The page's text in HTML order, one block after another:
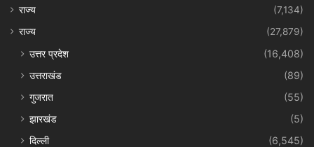
राज्य
(7,134)
राज्य
(27,879)
उत्तर प्रदेश
(16,408)
उत्तराखंड
(89)
गुजरात
(55)
झारखंड
(5)
दिल्ली
(6,545)